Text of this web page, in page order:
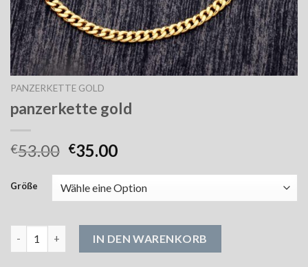
PANZERKETTE GOLD
panzerkette gold
€53.00 €35.00
Größe
IN DEN WARENKORB